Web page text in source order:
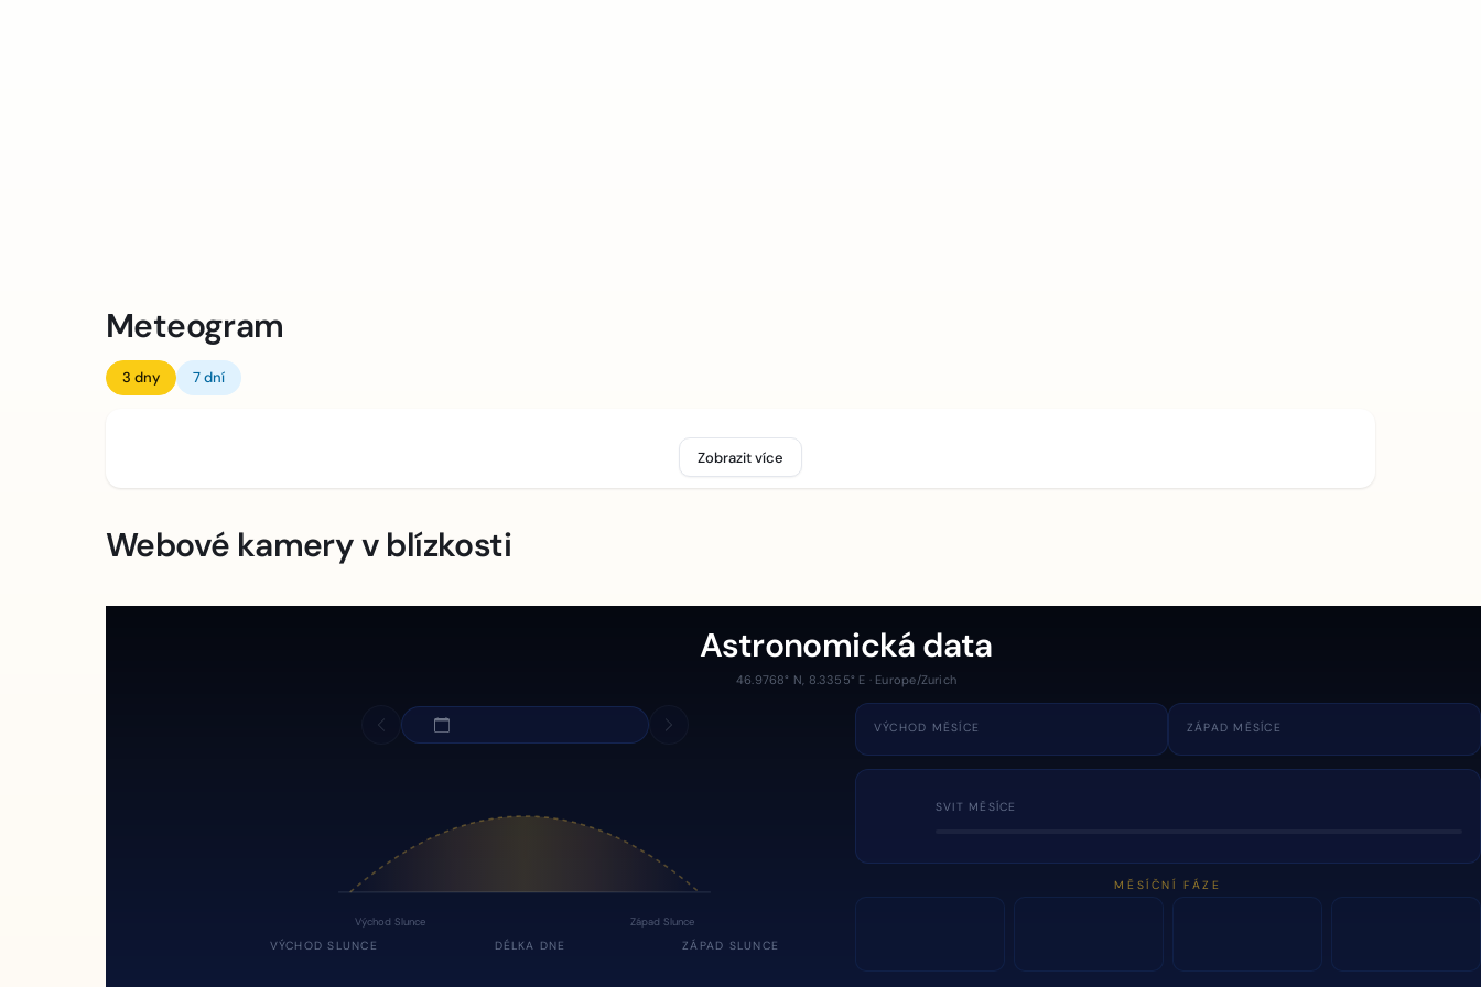
Meteogram
3 dny 7 dní
Zobrazit více
Webové kamery v blízkosti
Astronomická data
46.9768° N, 8.3355° E · Europe/Zurich
Východ Slunce Západ Slunce
VÝCHOD SLUNCE DÉLKA DNE ZÁPAD SLUNCE
VÝCHOD MĚSÍCE ZÁPAD MĚSÍCE
SVIT MĚSÍCE
MĚSÍČNÍ FÁZE